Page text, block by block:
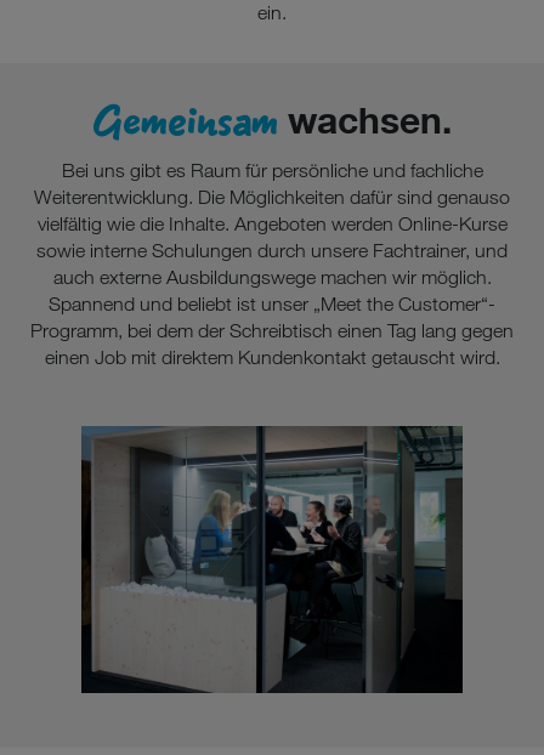
ein.
Gemeinsam wachsen.
Bei uns gibt es Raum für persönliche und fachliche
Weiterentwicklung. Die Möglichkeiten dafür sind genauso
vielfältig wie die Inhalte. Angeboten werden Online-Kurse
sowie interne Schulungen durch unsere Fachtrainer, und
auch externe Ausbildungswege machen wir möglich.
Spannend und beliebt ist unser „Meet the Customer“-
Programm, bei dem der Schreibtisch einen Tag lang gegen
einen Job mit direktem Kundenkontakt getauscht wird.